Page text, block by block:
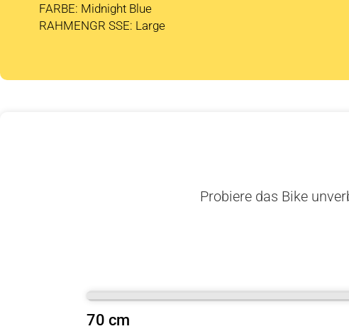
FARBE: Midnight Blue
RAHMENGR SSE: Large
Probiere das Bike
70 cm